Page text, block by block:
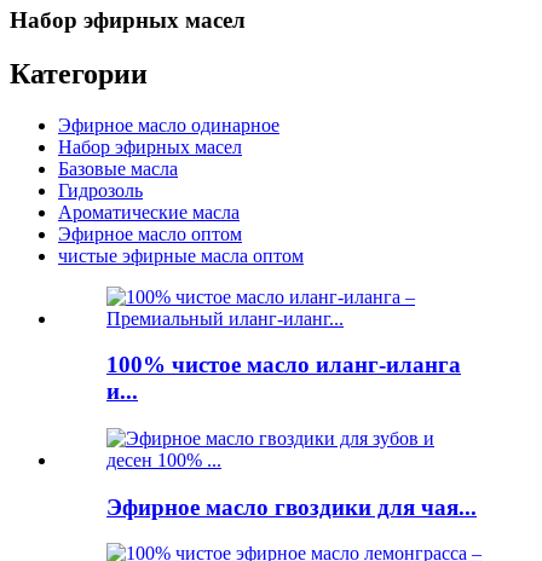
Набор эфирных масел
Категории
Эфирное масло одинарное
Набор эфирных масел
Базовые масла
Гидрозоль
Ароматические масла
Эфирное масло оптом
чистые эфирные масла оптом
100% чистое масло иланг-иланга
и...
Эфирное масло гвоздики для чая...